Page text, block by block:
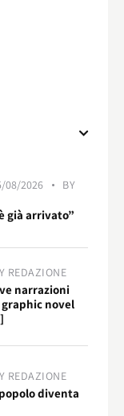
08/2026
BY
già arrivato”
REDAZIONE
narrazioni
novel
REDAZIONE
diventa